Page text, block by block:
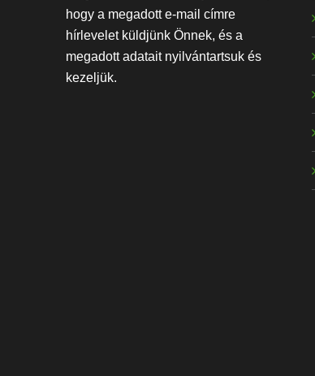
hogy a megadott e-mail címre
hírlevelet küldjünk Önnek, és a
megadott adatait nyilvántartsuk és
kezeljük.